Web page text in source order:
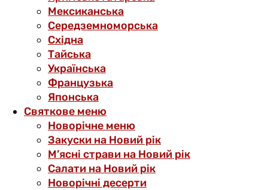
Мексиканська
Середземноморська
Східна
Тайська
Українська
Французька
Японська
Святкове меню
Новорічне меню
Закуски на Новий рік
М’ясні страви на Новий рік
Салати на Новий рік
Новорічні десерти